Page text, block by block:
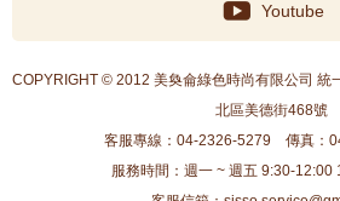
Youtube
COPYRIGHT © 2012 美奐侖綠色時尚有限公司
北區美德街468號
客服專線：04-2326-5279 傳真：
服務時間：週一 ~ 週五 9:30-